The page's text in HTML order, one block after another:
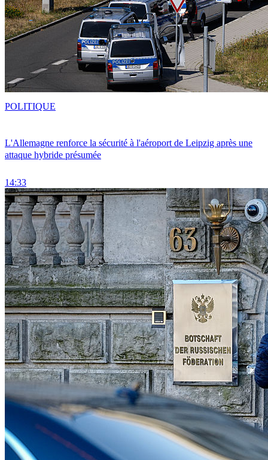
L'Allemagne renforce la sécurité à l'aéroport de Leipzig après une
attaque hybride présumée
14:33
POLITIQUE